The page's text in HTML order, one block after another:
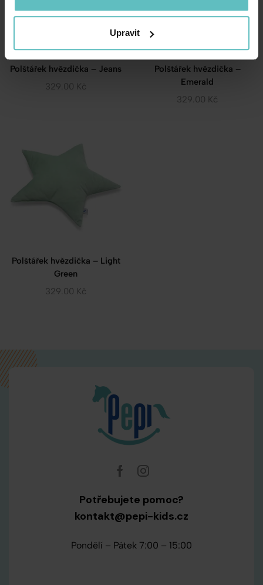
Upravit
Polštářek hvězdička – Jeans
329.00 Kč
Polštářek hvězdička –
Emerald
329.00 Kč
Polštářek hvězdička – Light
Green
329.00 Kč
Potřebujete pomoc?
kontakt@pepi-kids.cz
Pondělí – Pátek 7:00 – 15:00